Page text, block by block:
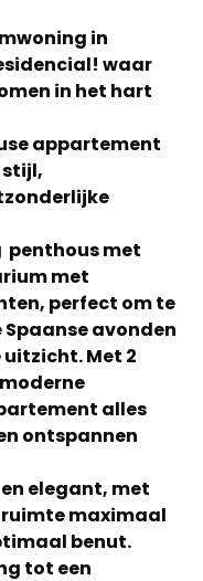
in
waar
in het hart
appartement
stijl,
penthous met
met
perfect om te
avonden
Met 2
alles
ontspannen
elegant, met
ruimte maximaal
benut.
tot een